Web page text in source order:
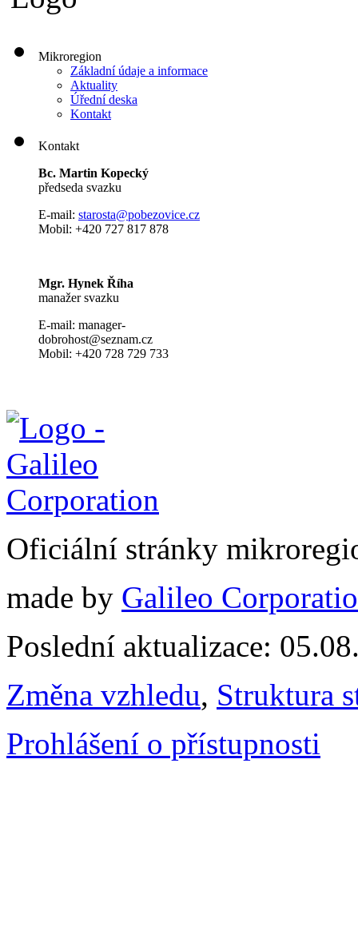
Mikroregion
Základní údaje a informace
Aktuality
Úřední deska
Kontakt
Kontakt
Bc. Martin Kopecký
předseda svazku
E-mail: starosta@pobezovice.cz
Mobil: +420 727 817 878
Mgr. Hynek Říha
manažer svazku
E-mail: manager-
dobrohost@seznam.cz
Mobil: +420 728 729 733
Oficiální stránky
made by Galileo
Poslední aktualizace:
Změna vzhledu, Struktura
Prohlášení o přístupnosti